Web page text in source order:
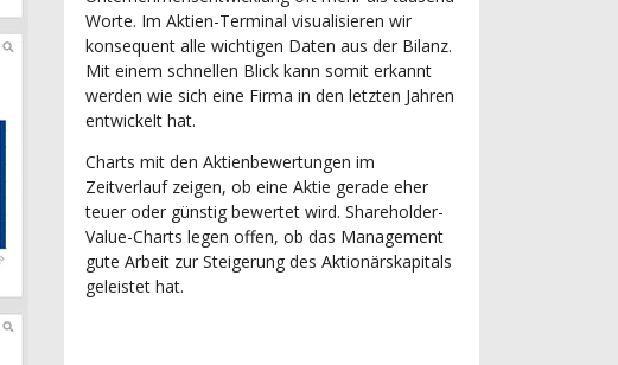
Worte. Im Aktien-Terminal visualisieren wir
konsequent alle wichtigen Daten aus der Bilanz.
Mit einem schnellen Blick kann somit erkannt
werden wie sich eine Firma in den letzten Jahren
entwickelt hat.
Charts mit den Aktienbewertungen im
Zeitverlauf zeigen, ob eine Aktie gerade eher
teuer oder günstig bewertet wird. Shareholder-
Value-Charts legen offen, ob das Management
gute Arbeit zur Steigerung des Aktionärskapitals
geleistet hat.